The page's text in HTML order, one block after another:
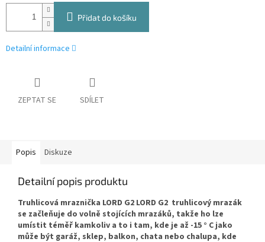
Přidat do košíku
Detailní informace
ZEPTAT SE SDÍLET
Popis Diskuze
Detailní popis produktu
Truhlicová mraznička LORD G2 LORD G2 truhlicový mrazák
se začleňuje do volně stojících mrazáků, takže ho lze
umístit téměř kamkoliv a to i tam, kde je až -15 ° C jako
může být garáž, sklep, balkon, chata nebo chalupa, kde